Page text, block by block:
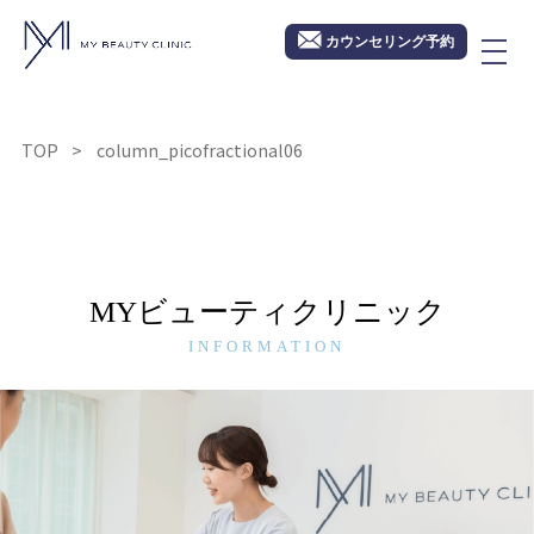
カウンセリング予約
TOP column_picofractional06
MYビューティクリニック
INFORMATION